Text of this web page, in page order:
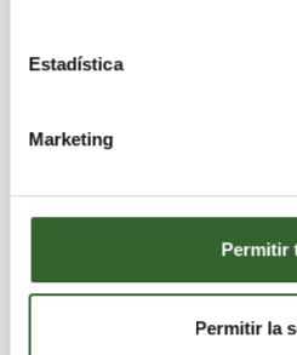
Estadística
Marketing
Permitir
Permitir la
-
LER 020103 Residuos
LER 020106 Heces de